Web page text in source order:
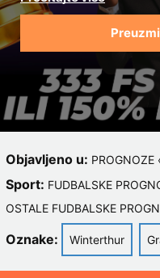
Objavljeno u: PROGNOZE
Sport: FUDBALSKE
OSTALE FUDBALSKE
Oznake: Winterthur